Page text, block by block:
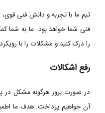
تیم ما با تجربه و دانش فنی
فنی شما خواهد بود. ما به شما
را درک کنید و مشکلات را با
رفع اشکالات
در صورت بروز هرگونه مشکل در
آن خواهیم پرداخت. هدف ما